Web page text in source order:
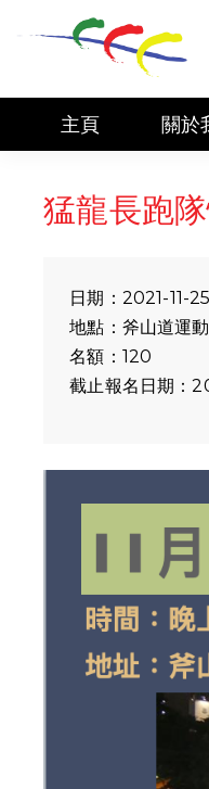
主頁 關於
猛龍長跑
日期：2021-11-
地點：斧山道運
名額：120
截止報名日期：